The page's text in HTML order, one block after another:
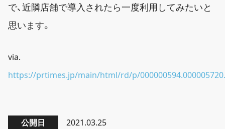
で、近隣店舗で導入されたら一度利用してみたいと
思います。
via.
https://prtimes.jp/main/html/rd/p/
公開日 2021.03.25